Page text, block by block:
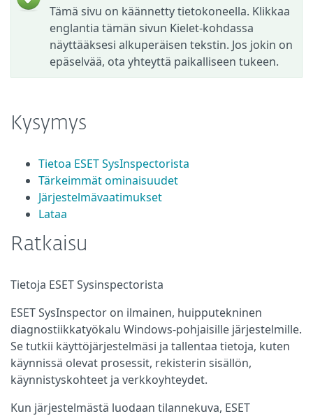
Tämä sivu on käännetty tietokoneella. Klikkaa
englantia tämän sivun Kielet-kohdassa
näyttääksesi alkuperäisen tekstin. Jos jokin on
epäselvää, ota yhteyttä paikalliseen tukeen.
Kysymys
Tietoa ESET SysInspectorista
Tärkeimmät ominaisuudet
Järjestelmävaatimukset
Lataa
Ratkaisu
Tietoja ESET Sysinspectorista
ESET SysInspector on ilmainen, huipputekninen
diagnostiikkatyökalu Windows-pohjaisille järjestelmille.
Se tutkii käyttöjärjestelmäsi ja tallentaa tietoja, kuten
käynnissä olevat prosessit, rekisterin sisällön,
käynnistyskohteet ja verkkoyhteydet.
Kun järjestelmästä luodaan tilannekuva, ESET